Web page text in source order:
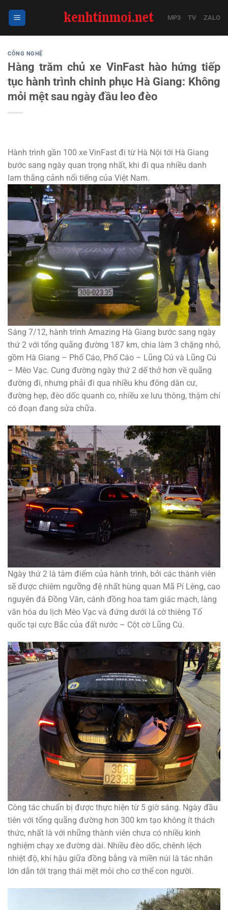
MP3 TV ZALO
CÔNG NGHỆ
Hàng trăm chủ xe VinFast hào hứng tiếp
tục hành trình chinh phục Hà Giang: Không
mỏi mệt sau ngày đầu leo đèo
Hành trình gần 100 xe VinFast đi từ Hà Nội tới Hà Giang
bước sang ngày quan trọng nhất, khi đi qua nhiều danh
lam thắng cảnh nổi tiếng của Việt Nam.
Sáng 7/12, hành trình Amazing Hà Giang bước sang ngày
thứ 2 với tổng quãng đường 187 km, chia làm 3 chặng nhỏ,
gồm Hà Giang – Phố Cáo, Phố Cáo – Lũng Cú và Lũng Cú
– Mèo Vạc. Cung đường ngày thứ 2 dế thở hơn về quãng
đường đi, nhưng phải đi qua nhiều khu đông dân cư,
đường hẹp, đèo dốc quanh co, nhiều xe lưu thông, thậm chí
có đoạn đang sửa chữa.
Ngày thứ 2 là tâm điểm của hành trình, bởi các thành viên
sẽ được chiêm ngưỡng đệ nhất hùng quan Mã Pí Lèng, cao
nguyên đá Đồng Văn, cánh đồng hoa tam giác mạch, làng
văn hóa du lịch Mèo Vạc và đứng dưới lá cờ thiêng Tổ
quốc tại cực Bắc của đất nước – Cột cờ Lũng Cú.
Công tác chuẩn bị được thực hiện từ 5 giờ sáng. Ngày đầu
tiên với tổng quãng đường hơn 300 km tạo không ít thách
thức, nhất là với những thành viên chưa có nhiều kinh
nghiệm chạy xe đường dài. Nhiều đèo dốc, chênh lệch
nhiệt độ, khí hậu giữa đồng bằng và miền núi là tác nhân
lớn dẫn tới trạng thái mệt mỏi cho cơ thể con người.